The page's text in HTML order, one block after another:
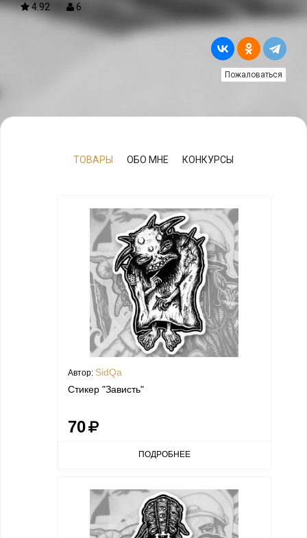
4.92 6
Пожаловаться
ТОВАРЫ ОБО МНЕ КОНКУРСЫ
Автор: SidQa
Стикер "Зависть"
70
ПОДРОБНЕЕ